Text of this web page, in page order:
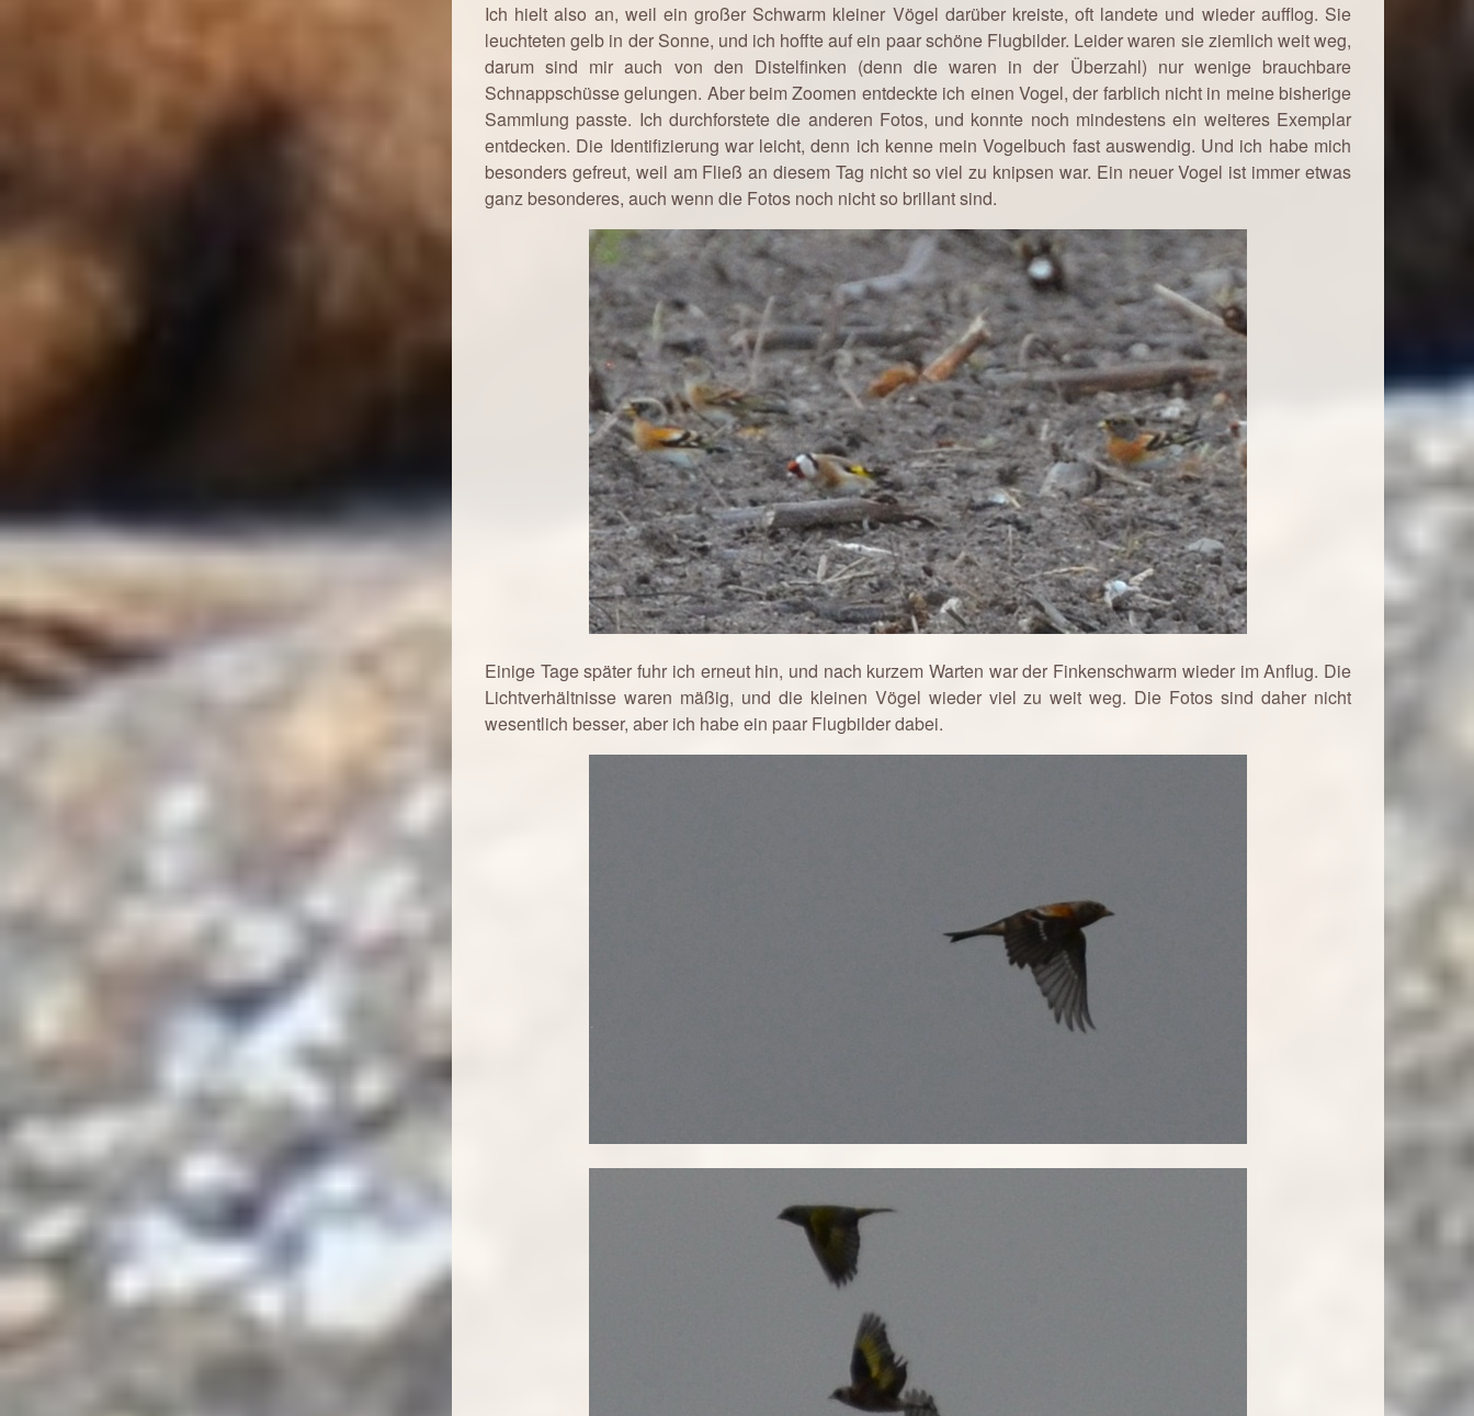
Ich hielt also an, weil ein großer Schwarm kleiner Vögel darüber kreiste, oft landete und wieder aufflog. Sie
leuchteten gelb in der Sonne, und ich hoffte auf ein paar schöne Flugbilder. Leider waren sie ziemlich weit weg,
darum sind mir auch von den Distelfinken (denn die waren in der Überzahl) nur wenige brauchbare
Schnappschüsse gelungen. Aber beim Zoomen entdeckte ich einen Vogel, der farblich nicht in meine bisherige
Sammlung passte. Ich durchforstete die anderen Fotos, und konnte noch mindestens ein weiteres Exemplar
entdecken. Die Identifizierung war leicht, denn ich kenne mein Vogelbuch fast auswendig. Und ich habe mich
besonders gefreut, weil am Fließ an diesem Tag nicht so viel zu knipsen war. Ein neuer Vogel ist immer etwas
ganz besonderes, auch wenn die Fotos noch nicht so brillant sind.
Einige Tage später fuhr ich erneut hin, und nach kurzem Warten war der Finkenschwarm wieder im Anflug. Die
Lichtverhältnisse waren mäßig, und die kleinen Vögel wieder viel zu weit weg. Die Fotos sind daher nicht
wesentlich besser, aber ich habe ein paar Flugbilder dabei.